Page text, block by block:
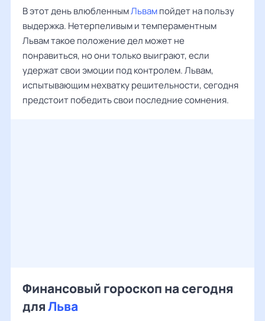
В этот день влюбленнымЛьвампойдет на пользу
выдержка. Нетерпеливым и темпераментным
Львам такое положение дел может не
понравиться, но они только выиграют, если
удержат свои эмоции под контролем. Львам,
испытывающим нехватку решительности, сегодня
предстоит победить свои последние сомнения.
Финансовый гороскоп на сегодня
дляЛьва